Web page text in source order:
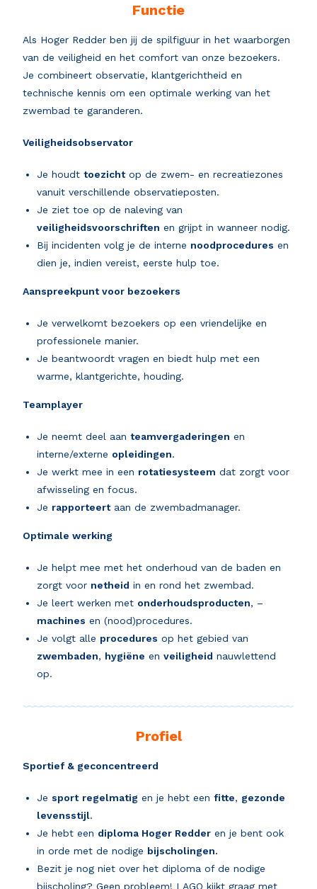
Functie
Als Hoger Redder ben jij de spilfiguur in het waarborgen
van de veiligheid en het comfort van onze bezoekers.
Je combineert observatie, klantgerichtheid en
technische kennis om een optimale werking van het
zwembad te garanderen.
Veiligheidsobservator
Je houdttoezichtop de zwem- en recreatiezones
vanuit verschillende observatieposten.
Je ziet toe op de naleving van
veiligheidsvoorschriften en grijpt in wanneer nodig.
Bij incidenten volg je de interne noodprocedures en
dien je, indien vereist, eerste hulp toe.
Aanspreekpunt voor bezoekers
Je verwelkomt bezoekers op een vriendelijke en
professionele manier.
Je beantwoordt vragen en biedt hulp met een
warme, klantgerichte, houding.
Teamplayer
Je neemt deel aanteamvergaderingen en
interne/externe opleidingen.
Je werkt mee in een rotatiesysteem dat zorgt voor
afwisseling en focus.
Je rapporteertaan de zwembadmanager.
Optimale werking
Je helpt mee met het onderhoud van de baden en
zorgt voor netheid in en rond het zwembad.
Je leert werken met onderhoudsproducten, –
machines en (nood)procedures.
Je volgt alle procedures op het gebied van
zwembaden, hygiëne enveiligheid nauwlettend
op.
Profiel
Sportief & geconcentreerd
Je sport regelmatig en je hebt eenfitte, gezonde
levensstijl.
Je hebt een diploma Hoger Redder en je bent ook
in orde met de nodige bijscholingen.
Bezit je nog niet over het diploma of de nodige
bijscholing? Geen probleem! LAGO kijkt graag met